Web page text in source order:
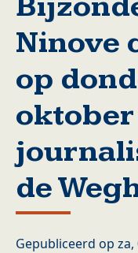
Ninove
op
de
Gepubliceerd op za,